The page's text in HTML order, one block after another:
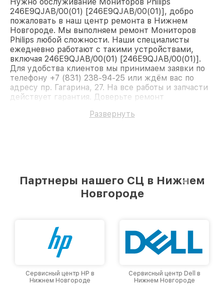
Нужно обслуживание Мониторов Philips
246E9QJAB/00(01) [246E9QJAB/00(01)], добро
пожаловать в наш центр ремонта в Нижнем
Новгороде. Мы выполняем ремонт Мониторов
Philips любой сложности. Наши специалисты
ежедневно работают с такими устройствами,
включая 246E9QJAB/00(01) [246E9QJAB/00(01)].
Для удобства клиентов мы принимаем заявки по
телефону +7 (831) 238-94-25 или ждём вас по
адресу пр. Гагарина, 27. На все работы и запчасти
действует гарантия. Доверьте ремонт
Развернуть
Партнеры нашего СЦ в Нижнем
Новгороде
Сервисный центр HP в
Нижнем Новгороде
Сервисный центр Dell в
Нижнем Новгороде